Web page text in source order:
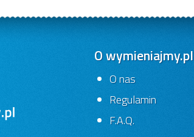
O wymieniajmy.pl
O nas
Regulamin
F.A.Q.